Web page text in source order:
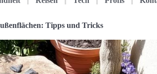
Tipps und Tricks